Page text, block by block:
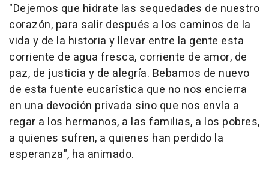
"Dejemos que hidrate las sequedades de nuestro
corazón, para salir después a los caminos de la
vida y de la historia y llevar entre la gente esta
corriente de agua fresca, corriente de amor, de
paz, de justicia y de alegría. Bebamos de nuevo
de esta fuente eucarística que no nos encierra
en una devoción privada sino que nos envía a
regar a los hermanos, a las familias, a los pobres,
a quienes sufren, a quienes han perdido la
esperanza", ha animado.